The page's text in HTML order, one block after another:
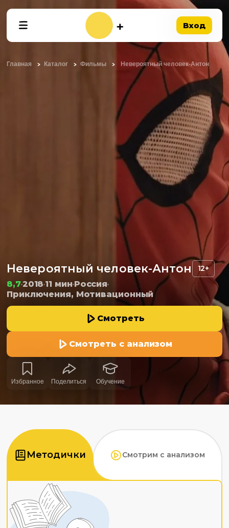
Вход
Главная Каталог Фильмы Невероятный человек-Антон
Невероятный человек-Антон 12+
8,7201811 минРоссия
Приключения, Мотивационный
Смотреть
Смотреть с анализом
Избранное Поделиться Обучение
Методички Смотрим с анализом